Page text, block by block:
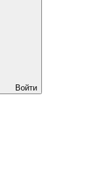
Войти